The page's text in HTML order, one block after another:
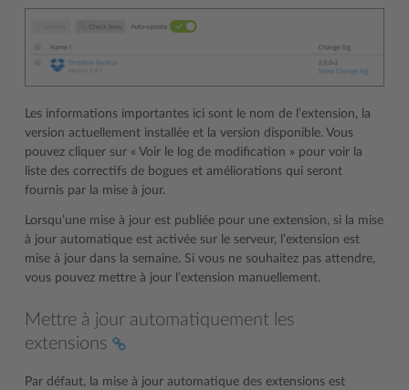
Les informations importantes ici sont le nom de l’extension, la
version actuellement installée et la version disponible. Vous
pouvez cliquer sur « Voir le log de modification » pour voir la
liste des correctifs de bogues et améliorations qui seront
fournis par la mise à jour.
Lorsqu’une mise à jour est publiée pour une extension, si la mise
à jour automatique est activée sur le serveur, l’extension est
mise à jour dans la semaine. Si vous ne souhaitez pas attendre,
vous pouvez mettre à jour l’extension manuellement.
Mettre à jour automatiquement les
extensions
Par défaut, la mise à jour automatique des extensions est